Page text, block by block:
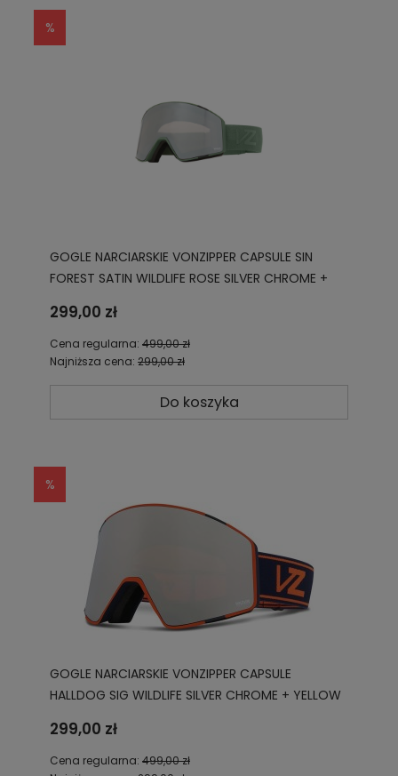
GOGLE NARCIARSKIE VONZIPPER CAPSULE SIN
FOREST SATIN WILDLIFE ROSE SILVER CHROME +
299,00 zł
Cena regularna: 499,00 zł
Najniższa cena: 299,00 zł
Do koszyka
GOGLE NARCIARSKIE VONZIPPER CAPSULE
HALLDOG SIG WILDLIFE SILVER CHROME + YELLOW
299,00 zł
Cena regularna: 499,00 zł